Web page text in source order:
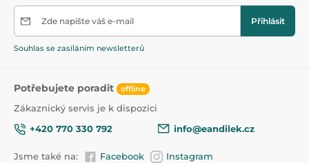
Zde napište váš e-mail Přihlásit
Souhlas se zasíláním newsletterů
Potřebujete poradit offline
Zákaznický servis je k dispozici
+420 770 330 792
info@eandilek.cz
Jsme také na: Facebook Instagram